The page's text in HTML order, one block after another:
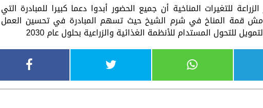
للتغيرات المناخية أن جميع الحضور أبدوا دعما كبيرا للمبادرة التي
قمة المناخ في شرم الشيخ حيث تسهم المبادرة في تحسين العمل
للتحول المستدام للأنظمة الغذائية والزراعية بحلول عام 2030